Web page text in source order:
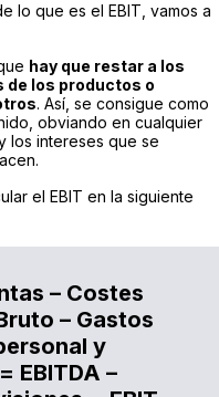
lo que es el EBIT, vamos a
hay que restar a los
de los productos o
. Así, se consigue como
obviando en cualquier
los intereses que se
el EBIT en la siguiente
– Costes
– Gastos
y
EBITDA –